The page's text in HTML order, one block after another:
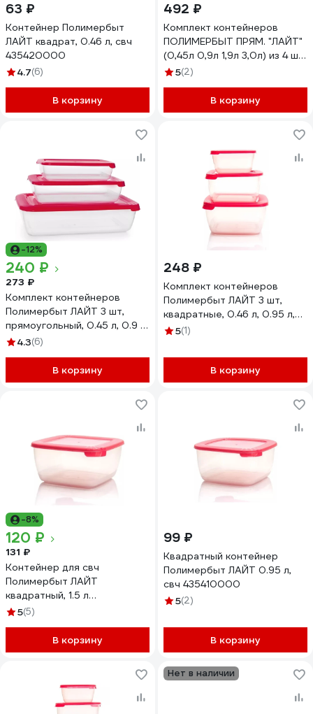
63 ₽
Контейнер Полимербыт
ЛАЙТ квадрат, 0.46 л, свч
435420000
4.7(6)
В корзину
492 ₽
Комплект контейнеров
ПОЛИМЕРБЫТ ПРЯМ. "ЛАЙТ"
(0,45л 0,9л 1,9л 3,0л) из 4 шт
СВЧ 4355600 435560000
5(2)
В корзину
-12%
240 ₽
273 ₽
Комплект контейнеров
Полимербыт ЛАЙТ 3 шт,
прямоугольный, 0.45 л, 0.9 л,
1.9 л, свч 435550000
4.3(6)
В корзину
248 ₽
Комплект контейнеров
Полимербыт ЛАЙТ 3 шт,
квадратные, 0.46 л, 0.95 л,
1.5 л, свч 435450000
5(1)
В корзину
-8%
120 ₽
131 ₽
Контейнер для свч
Полимербыт ЛАЙТ
квадратный, 1.5 л
435430000
5(5)
В корзину
99 ₽
Квадратный контейнер
Полимербыт ЛАЙТ 0.95 л,
свч 435410000
5(2)
В корзину
Нет в наличии